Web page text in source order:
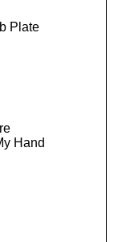
Plate
Hand